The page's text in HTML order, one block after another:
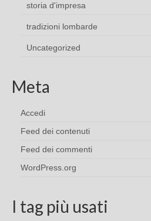
storia d'impresa
tradizioni lombarde
Uncategorized
Meta
Accedi
Feed dei contenuti
Feed dei commenti
WordPress.org
I tag più usati